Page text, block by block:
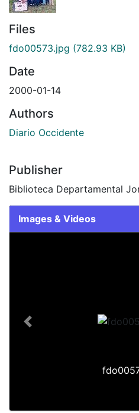
Files
fdo00573.jpg (782.93 KB)
Date
2000-01-14
Authors
Diario Occidente
Publisher
Biblioteca Departamental
Images & Videos
Previous